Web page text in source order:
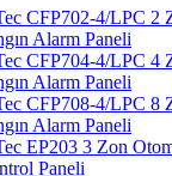
CFP702-4/LPC 2
Alarm Paneli
CFP704-4/LPC 4
Alarm Paneli
CFP708-4/LPC 8
Alarm Paneli
EP203 3 Zon
Paneli